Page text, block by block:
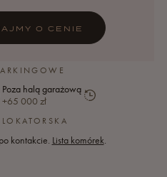
O CENIE
Poza halą garażową
+65 000 zł
Miejsce
parkingowe
Poza
Historia
kontakcie. Lista komórek.